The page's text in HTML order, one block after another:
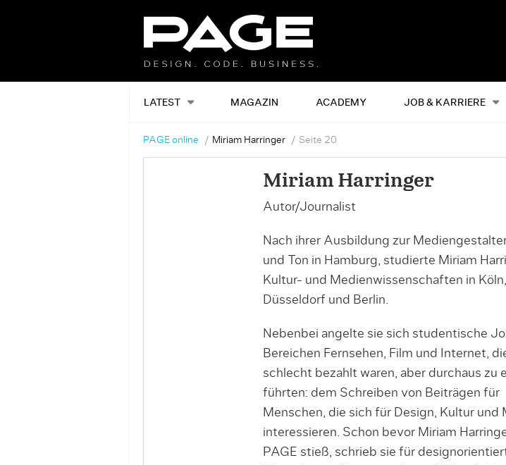
LATEST MAGAZIN ACADEMY JOB & KARRIERE
PAGE online Miriam Harringer Seite 20
Miriam Harringer
Autor/Journalist
Nach ihrer Ausbildung zur
und Ton in Hamburg, studierte Miriam
Kultur- und Medienwissenschaften in Köln,
Düsseldorf und Berlin.
Nebenbei angelte sie sich studentische
Bereichen Fernsehen, Film und Internet,
schlecht bezahlt waren, aber durchaus zu
führten: dem Schreiben von Beiträgen für
Menschen, die sich für Design, Kultur und
interessieren. Schon bevor Miriam
PAGE stieß, schrieb sie für